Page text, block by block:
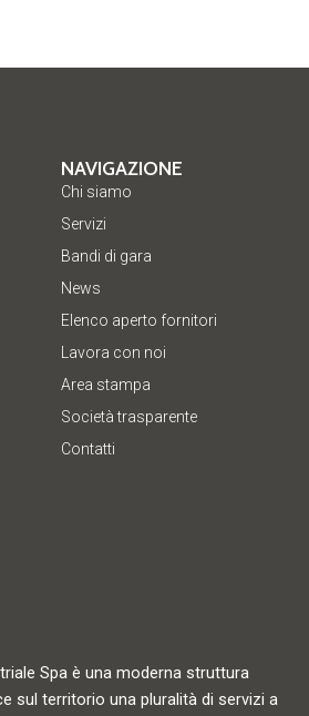
Spa è una moderna struttura
sul territorio una pluralità di servizi a
NAVIGAZIONE
Chi siamo
Servizi
Bandi di gara
News
Elenco aperto fornitori
Lavora con noi
Area stampa
Società trasparente
Contatti